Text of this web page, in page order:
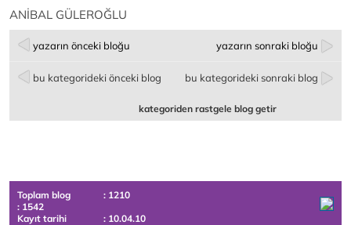
ANİBAL GÜLEROĞLU
yazarın önceki bloğu yazarın sonraki bloğu
bu kategorideki önceki blog bu kategorideki sonraki blog
kategoriden rastgele blog getir
Toplam blog
: 1210
: 1542
Kayıt tarihi
: 10.04.10